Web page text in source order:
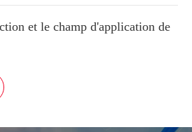
et le champ d'application de